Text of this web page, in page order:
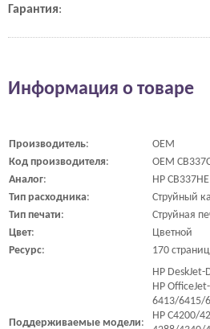
Гарантия:
Информация о товаре
Производитель:
OEM
Код производителя:
OEM
Аналог:
HP
Тип расходника:
Струйный
Тип печати:
Струйная
Цвет:
Цветной
Ресурс: 170
Поддерживаемые модели:
HP
HP
6413/6415/
HP C4200/